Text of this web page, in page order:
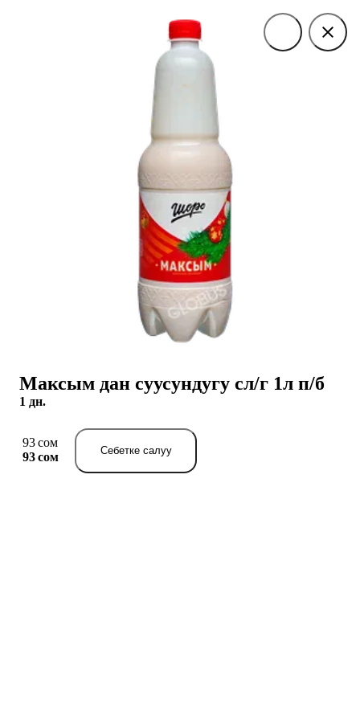
Максым дан суусундугу сл/г 1л п/б
1 дн.
93 сом
93 сом
Себетке салуу